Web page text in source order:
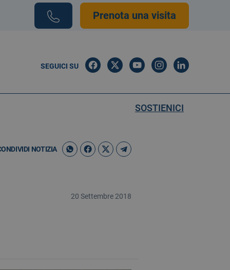
Prenota una visita
SEGUICI SU
SOSTIENICI
NOTIZIA
20 Settembre 2018